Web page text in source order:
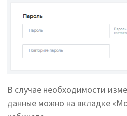
В случае необходимости
данные можно на вкладке